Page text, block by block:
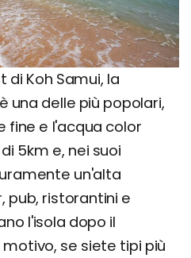
Koh Samui, la
una delle più popolari,
fine e l'acqua color
5km e, nei suoi
un'alta
pub, ristorantini e
l'isola dopo il
se siete tipi più